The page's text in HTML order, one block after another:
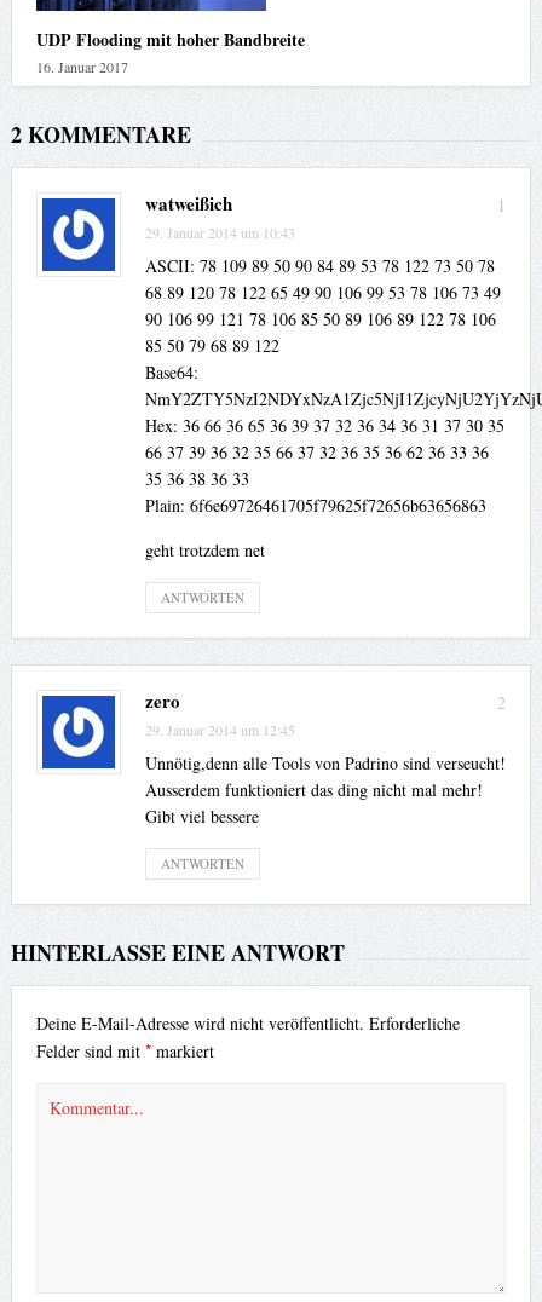
UDP Flooding mit hoher Bandbreite
16. Januar 2017
2 KOMMENTARE
1
watweißich
29. Januar 2014 um 10:43
ASCII: 78 109 89 50 90 84 89 53 78 122 73 50 78
68 89 120 78 122 65 49 90 106 99 53 78 106 73 49
90 106 99 121 78 106 85 50 89 106 89 122 78 106
85 50 79 68 89 122
Base64:
Hex: 36 66 36 65 36 39 37 32 36 34 36 31 37 30 35
66 37 39 36 32 35 66 37 32 36 35 36 62 36 33 36
35 36 38 36 33
Plain: 6f6e69726461705f79625f72656b63656863
geht trotzdem net
ANTWORTEN
2
zero
29. Januar 2014 um 12:45
Unnötig,denn alle Tools von Padrino sind verseucht!
Ausserdem funktioniert das ding nicht mal mehr!
Gibt viel bessere
ANTWORTEN
HINTERLASSE EINE ANTWORT
Deine E-Mail-Adresse wird nicht veröffentlicht. Erforderliche
Felder sind mit *markiert